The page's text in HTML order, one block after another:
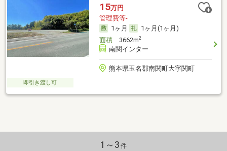
15万円
管理費等-
1ヶ月
1ヶ月(1ヶ月)
面積3662m2
南関インター
熊本県玉名郡南関町大字関町
即引き渡し可
1～3 件